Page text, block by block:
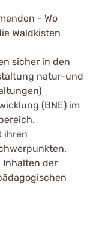
- Wo
Waldkisten
sicher in den
natur-und
(BNE) im
ihren
Inhalten der